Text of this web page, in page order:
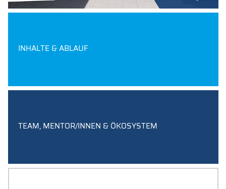
INHALTE & ABLAUF
TEAM, MENTOR/INNEN & ÖKOSYSTEM